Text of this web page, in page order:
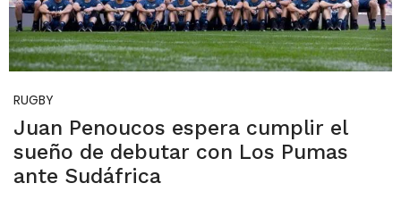
RUGBY
Juan Penoucos espera cumplir el
sueño de debutar con Los Pumas
ante Sudáfrica